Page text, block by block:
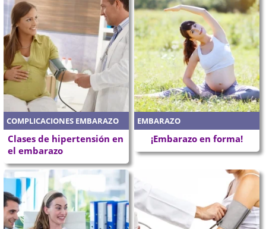
COMPLICACIONES EMBARAZO
Clases de hipertensión en
el embarazo
EMBARAZO
¡Embarazo en forma!